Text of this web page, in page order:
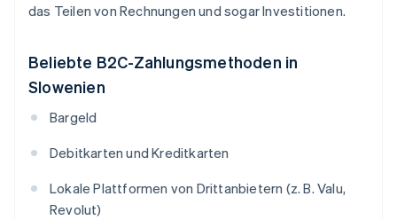
das Teilen von Rechnungen und sogar Investitionen.
Beliebte B2C-Zahlungsmethoden in
Slowenien
Bargeld
Debitkarten und Kreditkarten
Lokale Plattformen von Drittanbietern (z. B. Valu,
Revolut)